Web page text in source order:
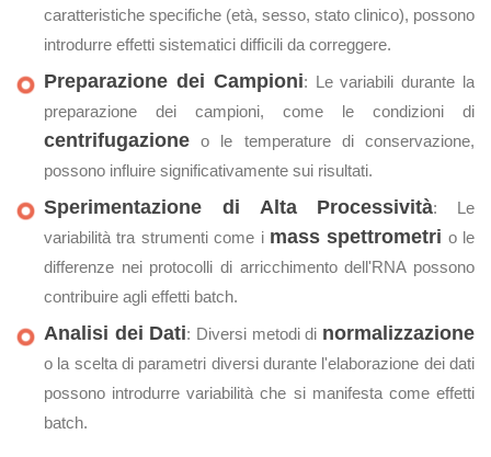
caratteristiche specifiche (età, sesso, stato clinico), possono
introdurre effetti sistematici difficili da correggere.
Preparazione dei Campioni: Le variabili durante la
preparazione dei campioni, come le condizioni di
centrifugazione o le temperature di conservazione,
possono influire significativamente sui risultati.
Sperimentazione di Alta Processività: Le
variabilità tra strumenti come i mass spettrometri o le
differenze nei protocolli di arricchimento dell'RNA possono
contribuire agli effetti batch.
Analisi dei Dati: Diversi metodi di normalizzazione
o la scelta di parametri diversi durante l'elaborazione dei dati
possono introdurre variabilità che si manifesta come effetti
batch.